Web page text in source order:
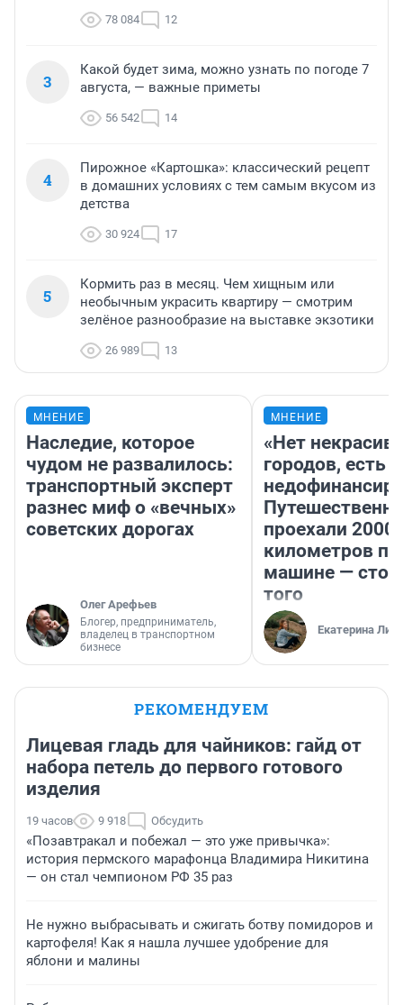
78 084 12
3
Какой будет зима, можно узнать по погоде 7
августа, — важные приметы
56 542 14
4
Пирожное «Картошка»: классический рецепт
в домашних условиях с тем самым вкусом из
детства
30 924 17
5
Кормить раз в месяц. Чем хищным или
необычным украсить квартиру — смотрим
зелёное разнообразие на выставке экзотики
26 989 13
МНЕНИЕ
Наследие, которое
чудом не развалилось:
транспортный эксперт
разнес миф о «вечных»
советских дорогах
Олег Арефьев
Блогер, предприниматель,
владелец в транспортном
бизнесе
МНЕНИЕ
«Нет
городов, есть
проехали 2000
километров по
машине —
того
Екатерина
РЕКОМЕНДУЕМ
Лицевая гладь для чайников: гайд от
набора петель до первого готового
изделия
19 часов 9 918 Обсудить
«Позавтракал и побежал — это уже привычка»:
история пермского марафонца Владимира Никитина
— он стал чемпионом РФ 35 раз
Не нужно выбрасывать и сжигать ботву помидоров и
картофеля! Как я нашла лучшее удобрение для
яблони и малины